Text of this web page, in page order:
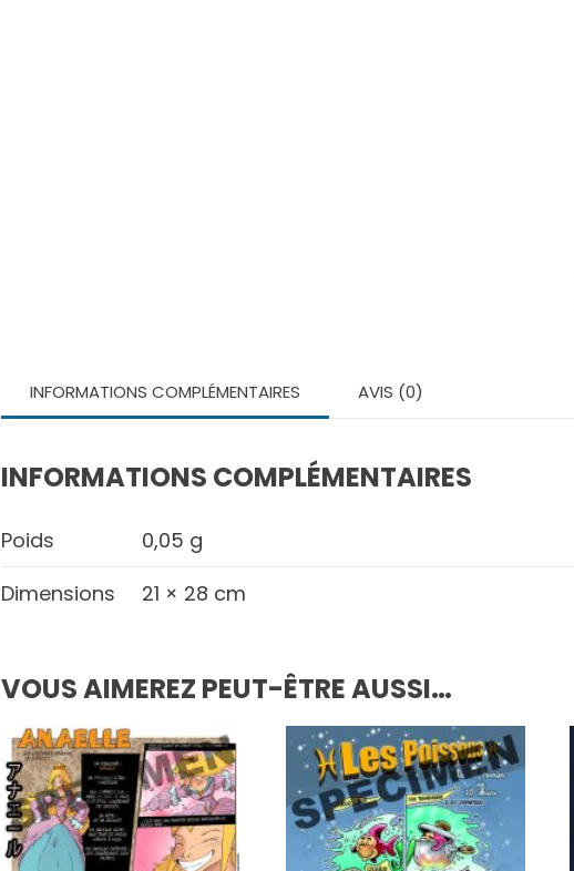
INFORMATIONS COMPLÉMENTAIRES AVIS (0)
INFORMATIONS COMPLÉMENTAIRES
Poids
0,05 g
Dimensions
21 × 28 cm
VOUS AIMEREZ PEUT-ÊTRE AUSSI…